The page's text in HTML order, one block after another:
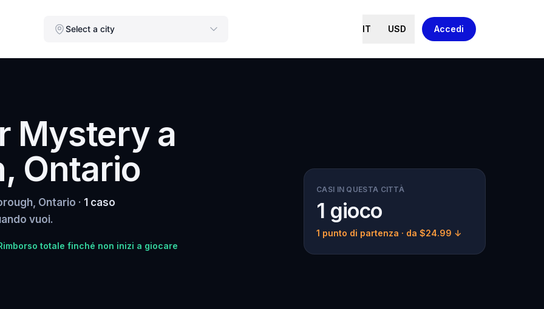
Select a city IT USD Accedi
Mystery a
Ontario
Ontario · 1 caso
vuoi.
totale finché non inizi a giocare
CASI IN QUESTA CITTÀ
1 gioco
1 punto di partenza · da $24.99 ↓